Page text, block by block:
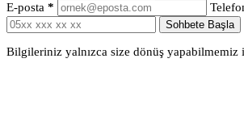
E-posta *
Sohbete Başla
Bilgileriniz yalnızca size dönüş yapabilmemiz